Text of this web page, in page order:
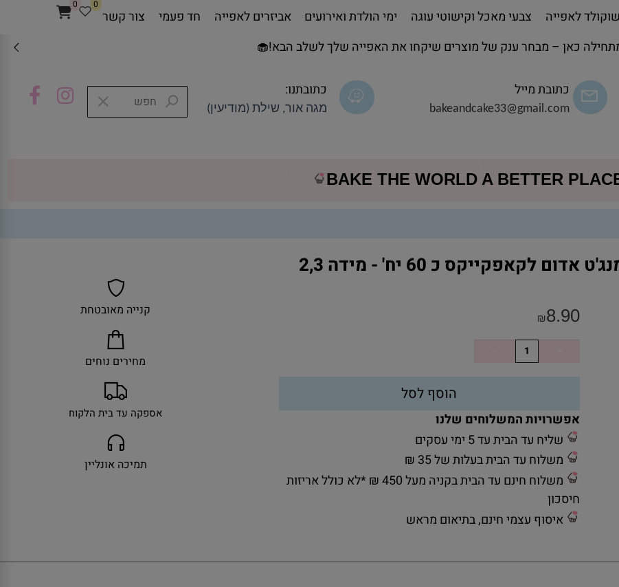
כאן – מבחר ענק של מוצרים שיקחו את האפייה שלך לשלב הבא!🧁
כתובת מייל
bakeandcake33@gmail.com
כתובתנו:
מגה אור, שילת (מודיעין)
0 0
שוקולד לאפייה צבעי מאכל וקישוטי עוגה ימי הולדת ואירועים אביזרים לאפייה חד פעמי צור קשר
BAKE THE WORLD A BETTER
אדום לקאפקייקס כ 60 יח' - מידה 2,3
₪8.90
הוסף לסל
אפשרויות המשלוחים שלנו
שליח עד הבית עד 5 ימי עסקים
משלוח עד הבית בעלות של 35 ₪
משלוח חינם עד הבית בקניה מעל 450 ₪ *לא כולל אריזות
חיסכון
איסוף עצמי חינם, בתיאום מראש
קנייה מאובטחת
מחירים נוחים
אספקה עד בית הלקוח
תמיכה אונליין